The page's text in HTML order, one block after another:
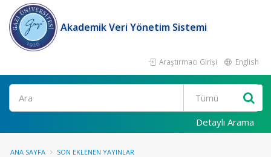
Akademik Veri Yönetim Sistemi
Araştırmacı Girişi English
Ara
Detaylı Arama
ANA SAYFA SON EKLENEN YAYINLAR